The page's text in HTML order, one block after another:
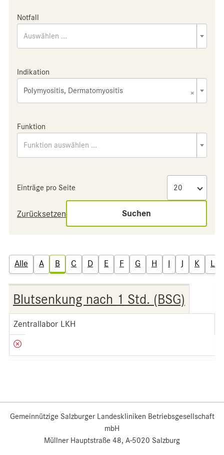
Notfall
Auswählen ...
Indikation
×
Polymyositis, Dermatomyositis
Funktion
Funktion auswählen ...
Einträge pro Seite
Zurücksetzen Suchen
Alle A B C D E F G H I J K L
Blutsenkung nach 1 Std. (BSG)
Zentrallabor LKH
Gemeinnützige Salzburger Landeskliniken Betriebsgesellschaft
mbH
Müllner Hauptstraße 48, A-5020 Salzburg